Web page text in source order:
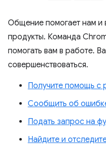
Общение помогает нам и
продукты. Команда
помогать вам в работе.
совершенствоваться.
Получите помощь с
Сообщить об
Подать запрос на
Найдите и